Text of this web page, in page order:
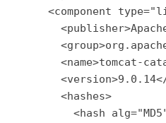
<component
<name>tomcat-
      <hashes>
<hash